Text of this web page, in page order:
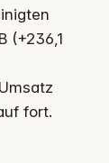
(+236,1
fort.